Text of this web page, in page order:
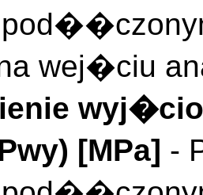
wej�ciu
) [MPa] -